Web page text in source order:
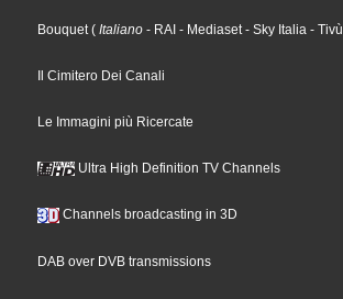
Bouquet ( Italiano - RAI - Mediaset - Sky Italia -
Il Cimitero Dei Canali
Le Immagini più Ricercate
Ultra High Definition TV Channels
Channels broadcasting in 3D
DAB over DVB transmissions